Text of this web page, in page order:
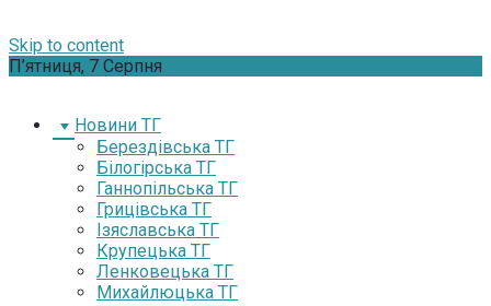
Skip to content
П’ятниця, 7 Серпня
Новини ТГ
Берездівська ТГ
Білогірська ТГ
Ганнопільська ТГ
Грицівська ТГ
Ізяславська ТГ
Крупецька ТГ
Ленковецька ТГ
Михайлюцька ТГ